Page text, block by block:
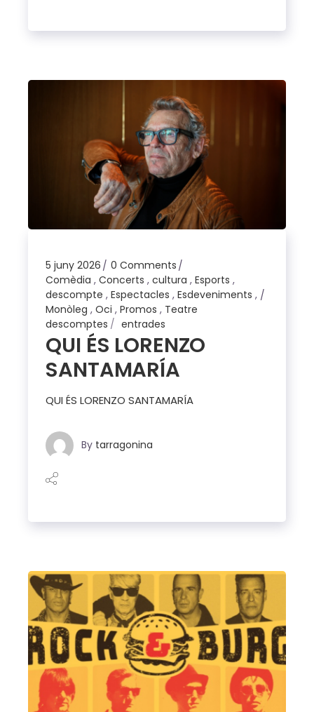
5 juny 2026
0 Comments
Comèdia ,Concerts ,cultura ,Esports ,
descompte ,Espectacles ,Esdeveniments ,
Monòleg ,Oci ,Promos , Teatre
descomptes
entrades
QUI ÉS LORENZO
SANTAMARÍA
QUI ÉS LORENZO SANTAMARÍA
By tarragonina